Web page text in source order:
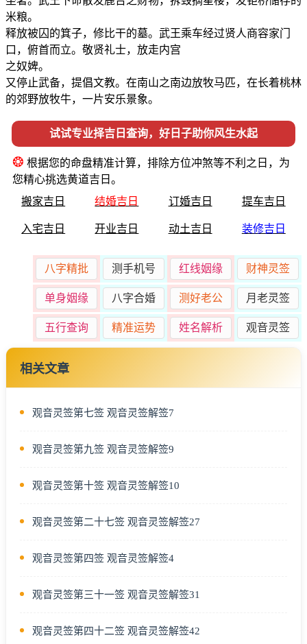
米粮。
释放被囚的箕子，修比干的墓。武王乘车经过贤人商容家门
口，俯首而立。敬贤礼士，放走内宫
之奴婢。
又停止武备，提倡文教。在南山之南边放牧马匹，在长着桃林
的郊野放牧牛，一片安乐景象。
试试专业择吉日查询，好日子助你风生水起
❂ 根据您的命盘精准计算，排除方位冲煞等不利之日，为
您精心挑选黄道吉日。
搬家吉日
结婚吉日 订婚吉日 提车吉日
入宅吉日 开业吉日 动土吉日 装修吉日
八字精批 测手机号 红线姻缘 财神灵签
单身姻缘 八字合婚 测好老公 月老灵签
五行查询 精准运势 姓名解析 观音灵签
相关文章
观音灵签第七签 观音灵签解签7
观音灵签第九签 观音灵签解签9
观音灵签第十签 观音灵签解签10
观音灵签第二十七签 观音灵签解签27
观音灵签第四签 观音灵签解签4
观音灵签第三十一签 观音灵签解签31
观音灵签第四十二签 观音灵签解签42